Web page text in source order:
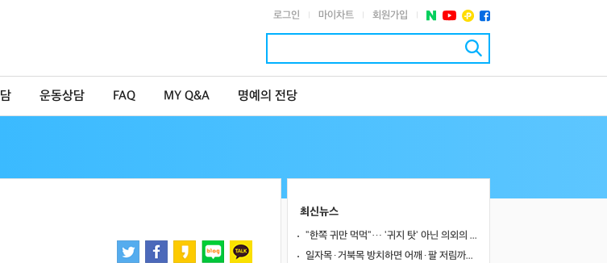
로그인 마이차트 회원가입
운동상담 FAQ MY Q&A 명예의 전당
최신뉴스
"한쪽 귀만 먹먹"… '귀지 탓' 아닌 의외의 원인 4가지
일자목·거북목 방치하면 어깨·팔 저림까지…초기 관리가 중요한 이유